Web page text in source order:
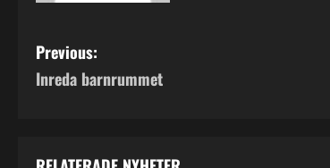
P
o
Previous:
Inreda barnrummet